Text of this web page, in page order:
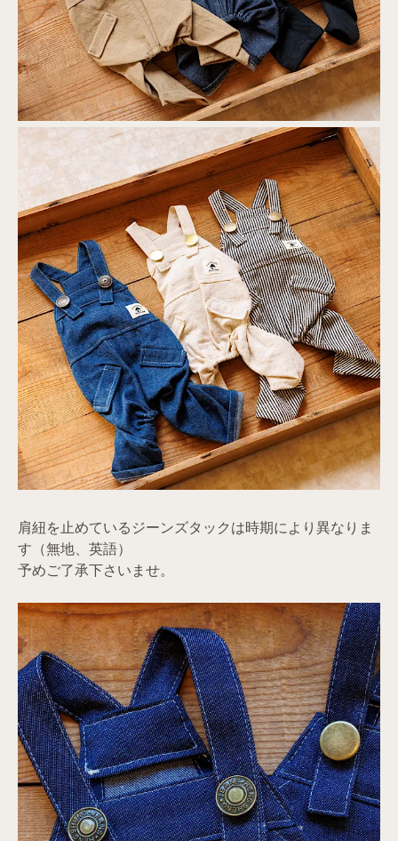
肩紐を止めているジーンズタックは時期により異なりま
す（無地、英語）
予めご了承下さいませ。